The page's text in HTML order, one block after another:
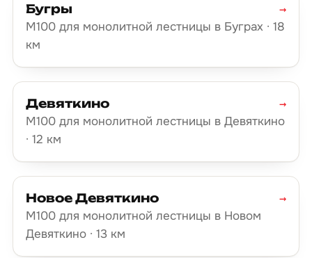
Бугры
М100 для монолитной лестницы в Буграх · 18
км
→
Девяткино
М100 для монолитной лестницы в Девяткино
· 12 км
→
Новое Девяткино
М100 для монолитной лестницы в Новом
Девяткино · 13 км
→